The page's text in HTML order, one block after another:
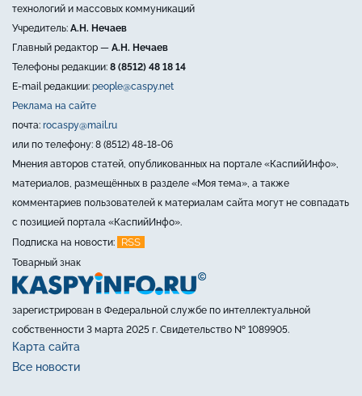
технологий и массовых коммуникаций
Учредитель: А.Н. Нечаев
Главный редактор — А.Н. Нечаев
Телефоны редакции: 8 (8512) 48 18 14
E-mail редакции: people@caspy.net
Реклама на сайте
почта: rocaspy@mail.ru
или по телефону: 8 (8512) 48-18-06
Мнения авторов статей, опубликованных на портале «КаспийИнфо»,
материалов, размещённых в разделе «Моя тема», а также
комментариев пользователей к материалам сайта могут не совпадать
с позицией портала «КаспийИнфо».
Подписка на новости:
RSS
Товарный знак
зарегистрирован в Федеральной службе по интеллектуальной
собственности 3 марта 2025 г. Свидетельство № 1089905.
Карта сайта
Все новости